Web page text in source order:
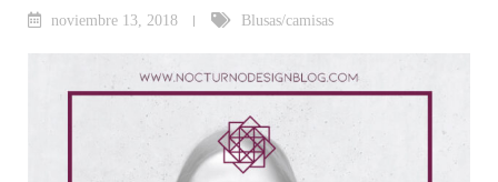
noviembre 13, 2018 Blusas/camisas